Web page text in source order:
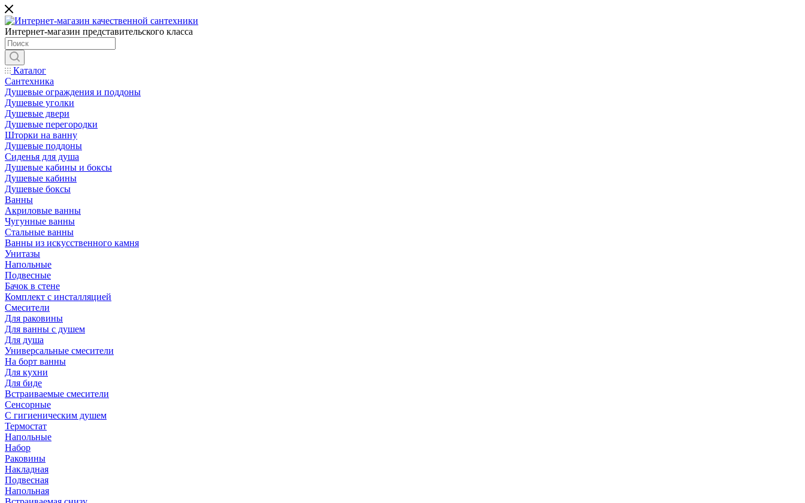
Интернет-магазин представительского класса
Каталог
Сантехника
Душевые ограждения и поддоны
Душевые уголки
Душевые двери
Душевые перегородки
Шторки на ванну
Душевые поддоны
Сиденья для душа
Душевые кабины и боксы
Душевые кабины
Душевые боксы
Ванны
Акриловые ванны
Чугунные ванны
Стальные ванны
Ванны из искусственного камня
Унитазы
Напольные
Подвесные
Бачок в стене
Комплект с инсталляцией
Смесители
Для раковины
Для ванны с душем
Для душа
Универсальные смесители
На борт ванны
Для кухни
Для биде
Встраиваемые смесители
Сенсорные
С гигиеническим душем
Термостат
Напольные
Набор
Раковины
Накладная
Подвесная
Напольная